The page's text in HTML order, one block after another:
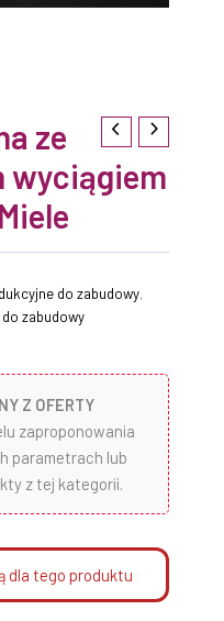
ze
wyciągiem
do zabudowy,
do zabudowy
Z OFERTY
zaproponowania
parametrach lub
z tej kategorii.
dla tego produktu